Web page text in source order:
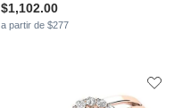
$1,102.00
a partir de $277